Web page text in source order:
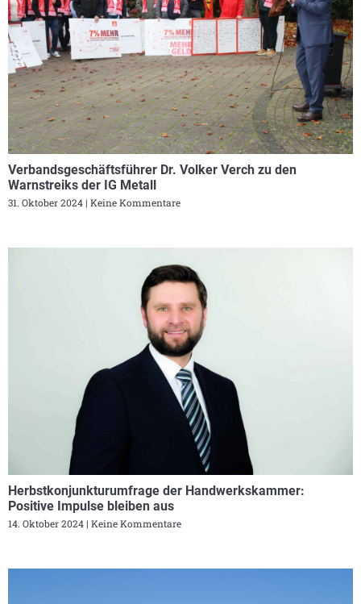
Verbandsgeschäftsführer Dr. Volker Verch zu den
Warnstreiks der IG Metall
31. Oktober 2024 Keine Kommentare
Herbstkonjunkturumfrage der Handwerkskammer:
Positive Impulse bleiben aus
14. Oktober 2024 Keine Kommentare